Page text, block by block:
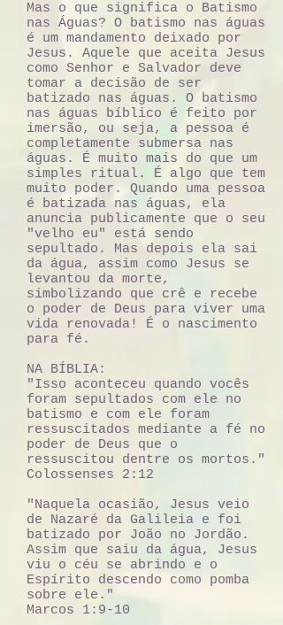
Mas o que significa o Batismo
nas Águas? O batismo nas águas
é um mandamento deixado por
Jesus. Aquele que aceita Jesus
como Senhor e Salvador deve
tomar a decisão de ser
batizado nas águas. O batismo
nas águas bíblico é feito por
imersão, ou seja, a pessoa é
completamente submersa nas
águas. É muito mais do que um
simples ritual. É algo que tem
muito poder. Quando uma pessoa
é batizada nas águas, ela
anuncia publicamente que o seu
"velho eu" está sendo
sepultado. Mas depois ela sai
da água, assim como Jesus se
levantou da morte,
simbolizando que crê e recebe
o poder de Deus para viver uma
vida renovada! É o nascimento
para fé.
NA BÍBLIA:
"Isso aconteceu quando vocês
foram sepultados com ele no
batismo e com ele foram
ressuscitados mediante a fé no
poder de Deus que o
ressuscitou dentre os mortos."
Colossenses 2:12
"Naquela ocasião, Jesus veio
de Nazaré da Galileia e foi
batizado por João no Jordão.
Assim que saiu da água, Jesus
viu o céu se abrindo e o
Espírito descendo como pomba
sobre ele."
Marcos 1:9-10